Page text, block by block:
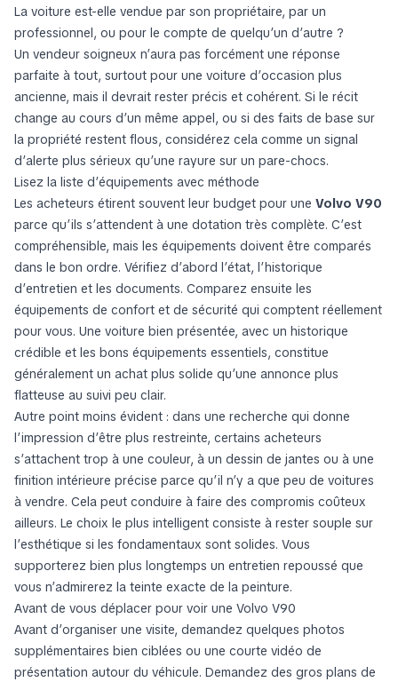
La voiture est-elle vendue par son propriétaire, par un
professionnel, ou pour le compte de quelqu’un d’autre ?
Un vendeur soigneux n’aura pas forcément une réponse
parfaite à tout, surtout pour une voiture d’occasion plus
ancienne, mais il devrait rester précis et cohérent. Si le récit
change au cours d’un même appel, ou si des faits de base sur
la propriété restent flous, considérez cela comme un signal
d’alerte plus sérieux qu’une rayure sur un pare-chocs.
Lisez la liste d’équipements avec méthode
Les acheteurs étirent souvent leur budget pour une Volvo V90
parce qu’ils s’attendent à une dotation très complète. C’est
compréhensible, mais les équipements doivent être comparés
dans le bon ordre. Vérifiez d’abord l’état, l’historique
d’entretien et les documents. Comparez ensuite les
équipements de confort et de sécurité qui comptent réellement
pour vous. Une voiture bien présentée, avec un historique
crédible et les bons équipements essentiels, constitue
généralement un achat plus solide qu’une annonce plus
flatteuse au suivi peu clair.
Autre point moins évident : dans une recherche qui donne
l’impression d’être plus restreinte, certains acheteurs
s’attachent trop à une couleur, à un dessin de jantes ou à une
finition intérieure précise parce qu’il n’y a que peu de voitures
à vendre. Cela peut conduire à faire des compromis coûteux
ailleurs. Le choix le plus intelligent consiste à rester souple sur
l’esthétique si les fondamentaux sont solides. Vous
supporterez bien plus longtemps un entretien repoussé que
vous n’admirerez la teinte exacte de la peinture.
Avant de vous déplacer pour voir une Volvo V90
Avant d’organiser une visite, demandez quelques photos
supplémentaires bien ciblées ou une courte vidéo de
présentation autour du véhicule. Demandez des gros plans de